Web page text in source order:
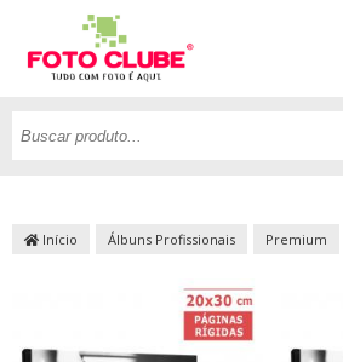
Início Álbuns Profissionais Premium